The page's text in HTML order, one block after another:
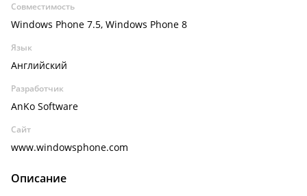
Совместимость
Windows Phone 7.5, Windows Phone 8
Язык
Английский
Разработчик
AnKo Software
Сайт
www.windowsphone.com
Описание